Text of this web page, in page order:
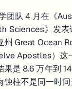
团队 4 月在《
Sciences》发表
州 Great Ocean
Apostles）这
果是 8.6 万年到
蚀柱不是同一时